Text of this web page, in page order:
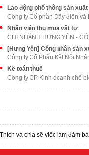
Lao động phổ thông sản
Công ty Cổ phần Dây điện và
Nhân viên thu mua vật tư
[Hưng Yên] Công nhân sản
Công ty Cổ Phần Kết Nối
Kế toán thuế
Công ty CP Kinh doanh chế
Thích và chia sẽ việc làm đảm